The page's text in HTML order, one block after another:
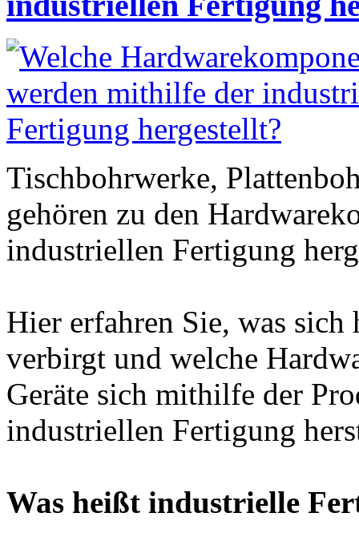
Tischbohrwerke,
gehören zu den
industriellen Fertigung
Hier erfahren Sie, was
verbirgt und welche
Geräte sich mithilfe der
industriellen Fertigung
Was heißt industrielle